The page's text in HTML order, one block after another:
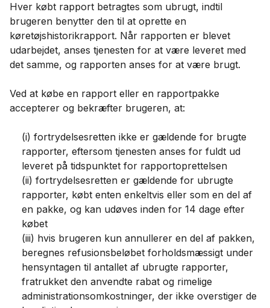
Hver købt rapport betragtes som ubrugt, indtil
brugeren benytter den til at oprette en
køretøjshistorikrapport. Når rapporten er blevet
udarbejdet, anses tjenesten for at være leveret med
det samme, og rapporten anses for at være brugt.
Ved at købe en rapport eller en rapportpakke
accepterer og bekræfter brugeren, at:
(i) fortrydelsesretten ikke er gældende for brugte
rapporter, eftersom tjenesten anses for fuldt ud
leveret på tidspunktet for rapportoprettelsen
(ii) fortrydelsesretten er gældende for ubrugte
rapporter, købt enten enkeltvis eller som en del af
en pakke, og kan udøves inden for 14 dage efter
købet
(iii) hvis brugeren kun annullerer en del af pakken,
beregnes refusionsbeløbet forholdsmæssigt under
hensyntagen til antallet af ubrugte rapporter,
fratrukket den anvendte rabat og rimelige
administrationsomkostninger, der ikke overstiger de